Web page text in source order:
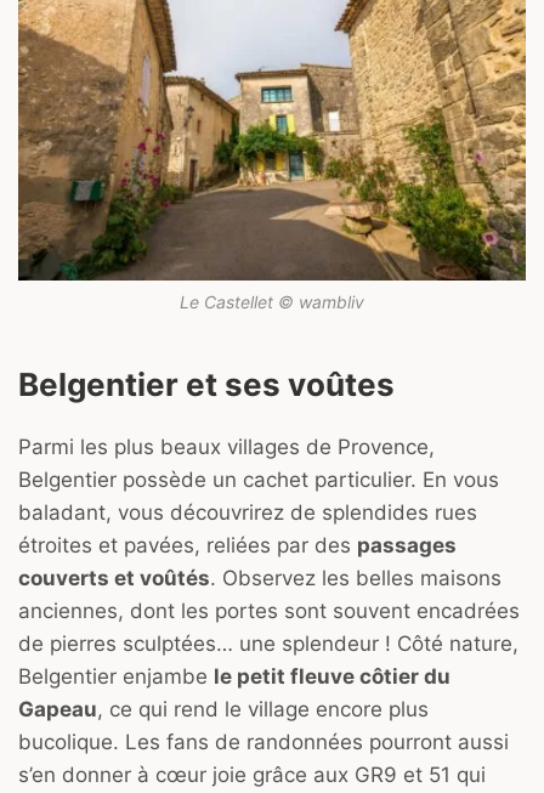
Le Castellet © wambliv
Belgentier et ses voûtes
Parmi les plus beaux villages de Provence,
Belgentier possède un cachet particulier. En vous
baladant, vous découvrirez de splendides rues
étroites et pavées, reliées par des passages
couverts et voûtés. Observez les belles maisons
anciennes, dont les portes sont souvent encadrées
de pierres sculptées… une splendeur ! Côté nature,
Belgentier enjambe le petit fleuve côtier du
Gapeau, ce qui rend le village encore plus
bucolique. Les fans de randonnées pourront aussi
s’en donner à cœur joie grâce aux GR9 et 51 qui